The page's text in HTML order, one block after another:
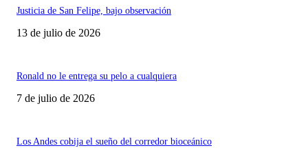
Justicia de San Felipe, bajo observación
13 de julio de 2026
Ronald no le entrega su pelo a cualquiera
7 de julio de 2026
Los Andes cobija el sueño del corredor bioceánico